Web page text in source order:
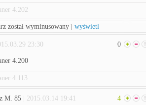
4.202
został wyminusowany | wyświetl
23:30 0
4.200
4.113
M. 85 | 2015.03.14 19:41 4